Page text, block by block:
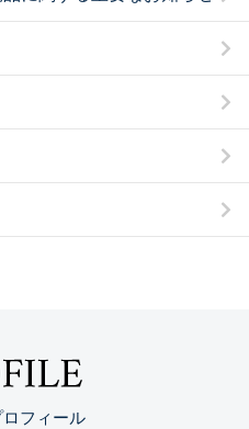
PROFILE
フィール